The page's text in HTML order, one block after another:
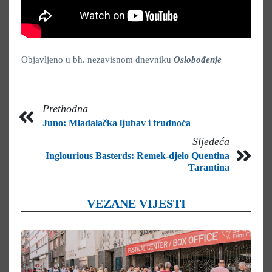
Objavljeno u bh. nezavisnom dnevniku Oslobođenje
Prethodna
Juno: Mladalačka ljubav i trudnoća
Sljedeća
Inglourious Basterds: Remek-djelo Quentina
Tarantina
VEZANE VIJESTI